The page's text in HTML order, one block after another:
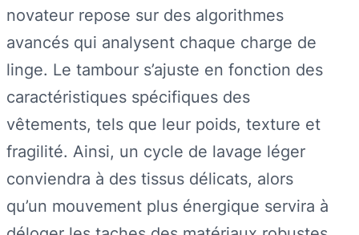
novateur repose sur des algorithmes
avancés qui analysent chaque charge de
linge. Le tambour s’ajuste en fonction des
caractéristiques spécifiques des
vêtements, tels que leur poids, texture et
fragilité. Ainsi, un cycle de lavage léger
conviendra à des tissus délicats, alors
qu’un mouvement plus énergique servira à